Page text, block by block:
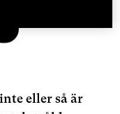
eller så är